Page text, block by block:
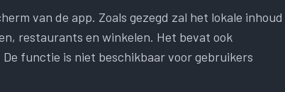
van de app. Zoals gezegd zal het lokale inhoud
restaurants en winkelen. Het bevat ook
functie is niet beschikbaar voor gebruikers